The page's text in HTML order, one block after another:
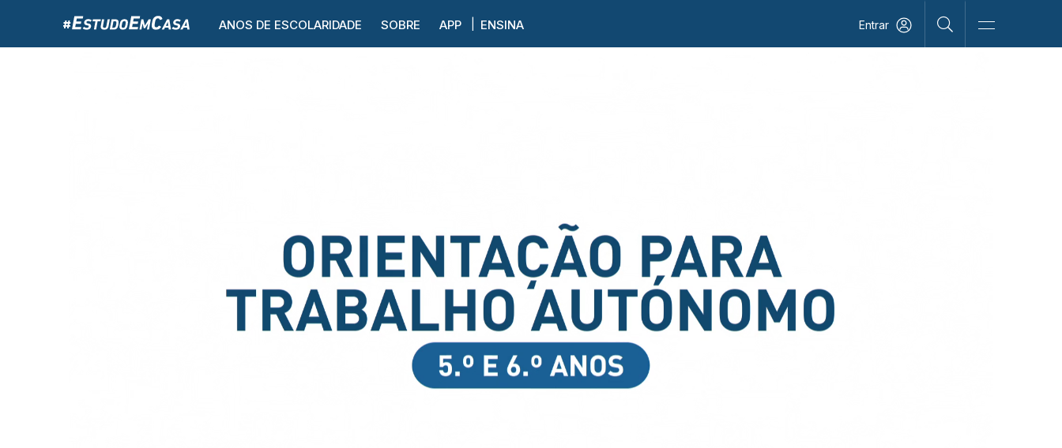
ANOS DE ESCOLARIDADE SOBRE APP ENSINA Entrar